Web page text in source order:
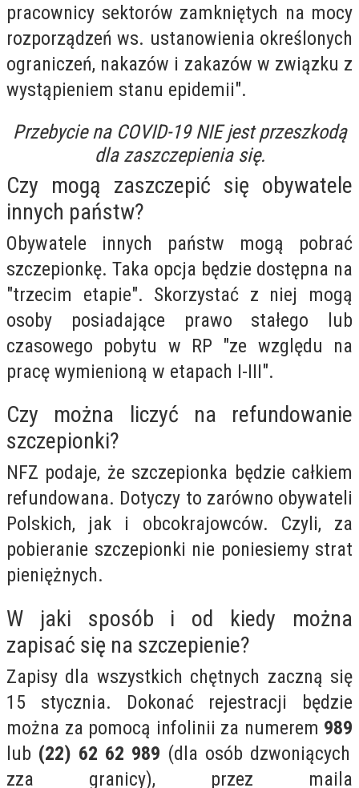
pracownicy sektorów zamkniętych na mocy
rozporządzeń ws. ustanowienia określonych
ograniczeń, nakazów i zakazów w związku z
wystąpieniem stanu epidemii".
Przebycie na COVID-19 NIE jest przeszkodą
dla zaszczepienia się.
Czy mogą zaszczepić się obywatele
innych państw?
Obywatele innych państw mogą pobrać
szczepionkę. Taka opcja będzie dostępna na
"trzecim etapie". Skorzystać z niej mogą
osoby posiadające prawo stałego lub
czasowego pobytu w RP "ze względu na
pracę wymienioną w etapach I-III".
Czy można liczyć na refundowanie
szczepionki?
NFZ podaje, że szczepionka będzie całkiem
refundowana. Dotyczy to zarówno obywateli
Polskich, jak i obcokrajowców. Czyli, za
pobieranie szczepionki nie poniesiemy strat
pieniężnych.
W jaki sposób i od kiedy można
zapisać się na szczepienie?
Zapisy dla wszystkich chętnych zaczną się
15 stycznia. Dokonać rejestracji będzie
można za pomocą infolinii za numerem 989
lub (22) 62 62 989 (dla osób dzwoniących
zza granicy), przez maila